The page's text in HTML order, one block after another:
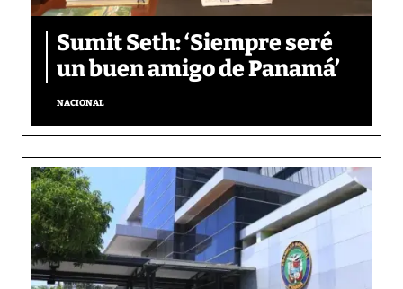
Sumit Seth: ‘Siempre seré
un buen amigo de Panamá’
NACIONAL